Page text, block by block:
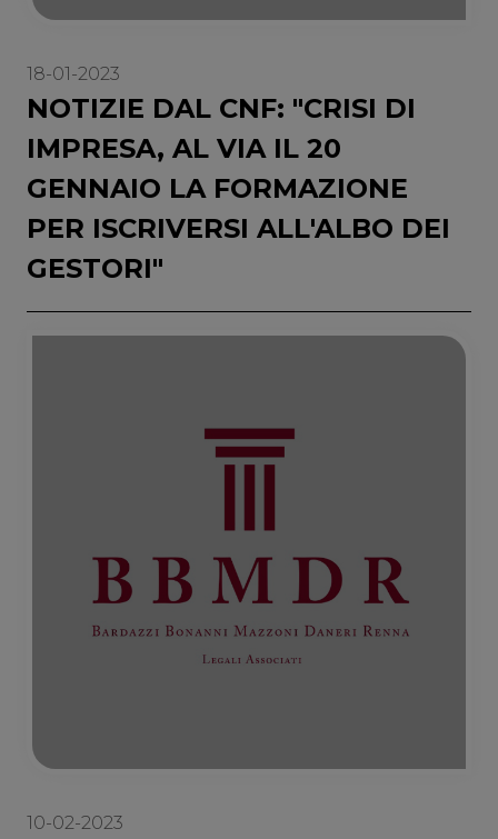
18-01-2023
NOTIZIE DAL CNF: "CRISI DI
IMPRESA, AL VIA IL 20
GENNAIO LA FORMAZIONE
PER ISCRIVERSI ALL'ALBO DEI
GESTORI"
10-02-2023